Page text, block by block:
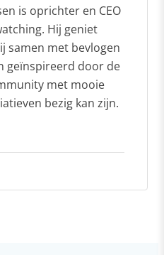
is oprichter en CEO
Hij geniet
samen met bevlogen
geïnspireerd door de
met mooie
bezig kan zijn.